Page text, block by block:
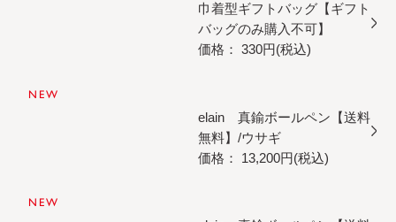
巾着型ギフトバッグ【ギフト
バッグのみ購入不可】
価格： 330円(税込)
NEW
elain 真鍮ボールペン【送料
無料】/ウサギ
価格： 13,200円(税込)
NEW